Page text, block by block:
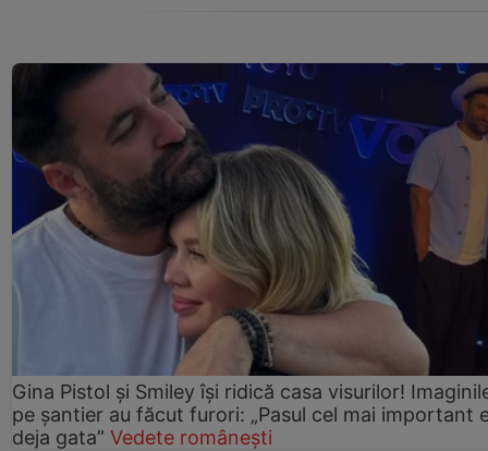
Gina Pistol și Smiley își ridică casa visurilor!
pe șantier au făcut furori: „Pasul cel mai important
deja gata” Vedete românești